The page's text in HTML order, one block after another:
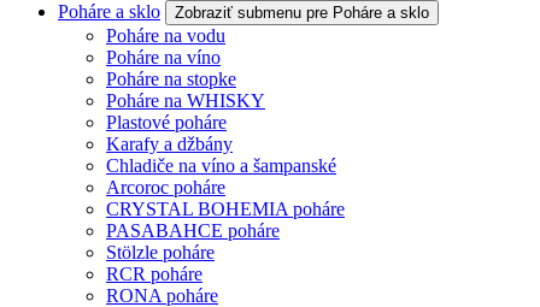
Poháre a sklo
Zobraziť submenu pre Poháre a sklo
Poháre na vodu
Poháre na víno
Poháre na stopke
Poháre na WHISKY
Plastové poháre
Karafy a džbány
Chladiče na víno a šampanské
Arcoroc poháre
CRYSTAL BOHEMIA poháre
PASABAHCE poháre
Stölzle poháre
RCR poháre
RONA poháre